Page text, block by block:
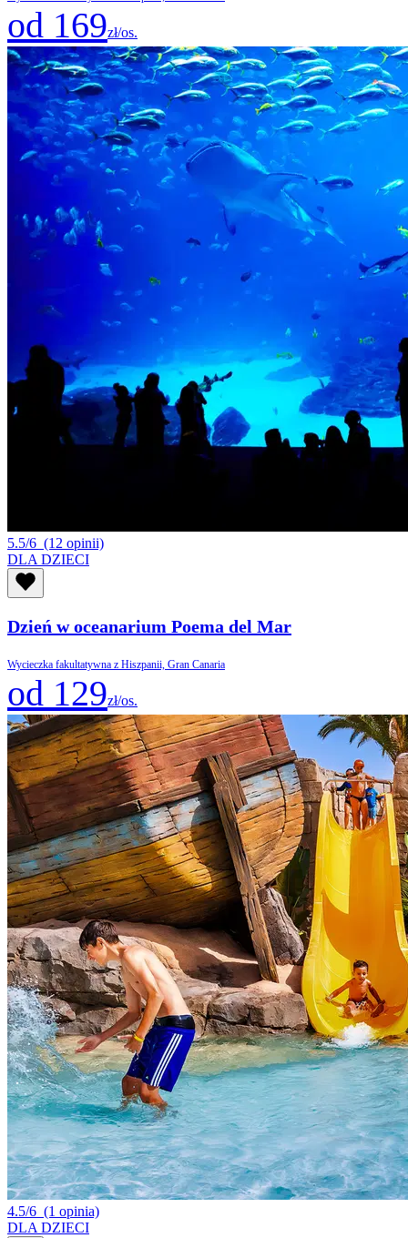
od 169zł/os.
5.5/6 (12 opinii)
DLA DZIECI
Dzień w oceanarium Poema del Mar
Wycieczka fakultatywna z Hiszpanii, Gran Canaria
od 129zł/os.
4.5/6 (1 opinia)
DLA DZIECI